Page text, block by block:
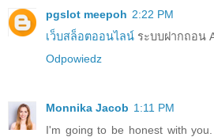
pgslot meepoh 2:22 PM
เว็บสล็อตออนไลน์ ระบบฝากถอน
Odpowiedz
Monnika Jacob 1:11 PM
I'm going to be honest with